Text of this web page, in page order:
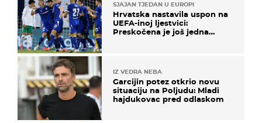
SJAJAN TJEDAN U EUROPI
Hrvatska nastavila uspon na
UEFA-inoj ljestvici:
Preskočena je još jedna
IZ VEDRA NEBA
Garcijin potez otkrio novu
situaciju na Poljudu: Mladi
hajdukovac pred odlaskom